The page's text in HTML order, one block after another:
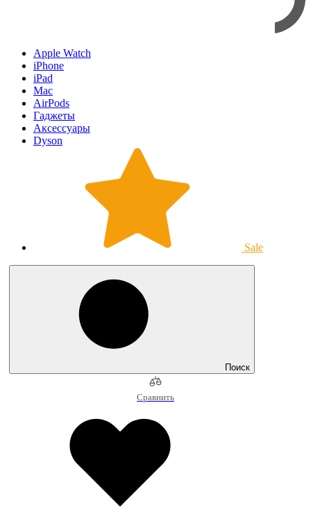
Apple Watch
iPhone
iPad
Mac
AirPods
Гаджеты
Аксессуары
Dyson
Sale
Поиск
Сравнить